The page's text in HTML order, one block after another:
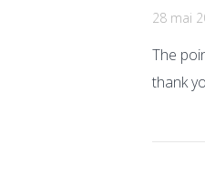
28 mai
The
thank